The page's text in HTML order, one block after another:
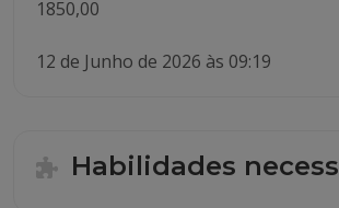
1850,00
12 de Junho de 2026 às 09:19
Habilidades